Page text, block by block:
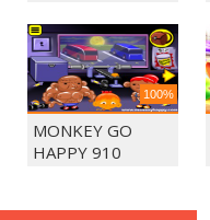
100%
MONKEY GO
HAPPY 910